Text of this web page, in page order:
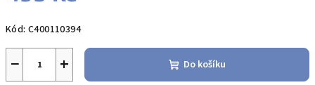
cena:
Kód: C400110394
+
− Do košíku